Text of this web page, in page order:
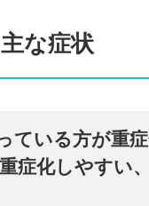
な症状
ている方が重
症化しやすい